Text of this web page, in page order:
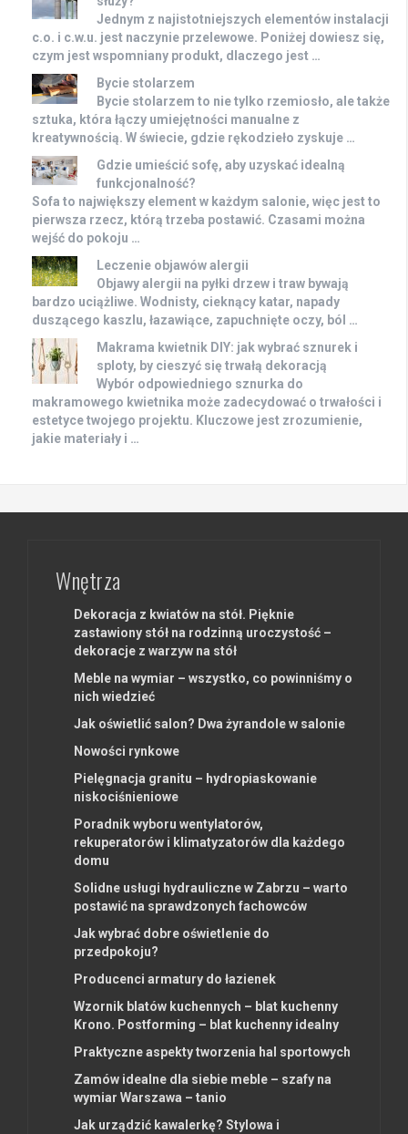
Jednym z najistotniejszych elementów instalacji
c.o. i c.w.u. jest naczynie przelewowe. Poniżej dowiesz się,
czym jest wspomniany produkt, dlaczego jest …
Bycie stolarzem
Bycie stolarzem to nie tylko rzemiosło, ale także
sztuka, która łączy umiejętności manualne z
kreatywnością. W świecie, gdzie rękodzieło zyskuje …
Gdzie umieścić sofę, aby uzyskać idealną
funkcjonalność?
Sofa to największy element w każdym salonie, więc jest to
pierwsza rzecz, którą trzeba postawić. Czasami można
wejść do pokoju …
Leczenie objawów alergii
Objawy alergii na pyłki drzew i traw bywają
bardzo uciążliwe. Wodnisty, cieknący katar, napady
duszącego kaszlu, łazawiące, zapuchnięte oczy, ból …
Makrama kwietnik DIY: jak wybrać sznurek i
sploty, by cieszyć się trwałą dekoracją
Wybór odpowiedniego sznurka do
makramowego kwietnika może zadecydować o trwałości i
estetyce twojego projektu. Kluczowe jest zrozumienie,
jakie materiały i …
Wnętrza
Dekoracja z kwiatów na stół. Pięknie
zastawiony stół na rodzinną uroczystość –
dekoracje z warzyw na stół
Meble na wymiar – wszystko, co powinniśmy o
nich wiedzieć
Jak oświetlić salon? Dwa żyrandole w salonie
Nowości rynkowe
Pielęgnacja granitu – hydropiaskowanie
niskociśnieniowe
Poradnik wyboru wentylatorów,
rekuperatorów i klimatyzatorów dla każdego
domu
Solidne usługi hydrauliczne w Zabrzu – warto
postawić na sprawdzonych fachowców
Jak wybrać dobre oświetlenie do
przedpokoju?
Producenci armatury do łazienek
Wzornik blatów kuchennych – blat kuchenny
Krono. Postforming – blat kuchenny idealny
Praktyczne aspekty tworzenia hal sportowych
Zamów idealne dla siebie meble – szafy na
wymiar Warszawa – tanio
Jak urządzić kawalerkę? Stylowa i